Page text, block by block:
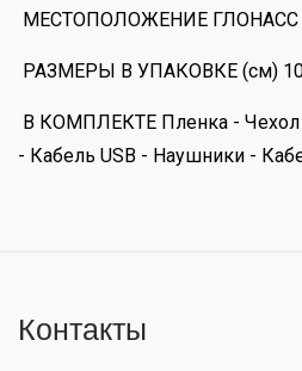
МЕСТОПОЛОЖЕНИЕ ГЛОНАСС -
РАЗМЕРЫ В УПАКОВКЕ (см) 10
В КОМПЛЕКТЕ Пленка - Чехол
- Кабель USB - Наушники -
Контакты